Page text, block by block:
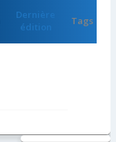
Dernière
édition
Tags